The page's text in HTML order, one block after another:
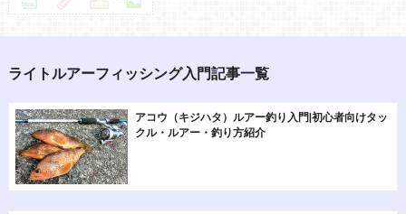
ライトルアーフィッシング入門記事一覧
アコウ（キジハタ）ルアー釣り入門|初心者向けタッ
クル・ルアー・釣り方紹介